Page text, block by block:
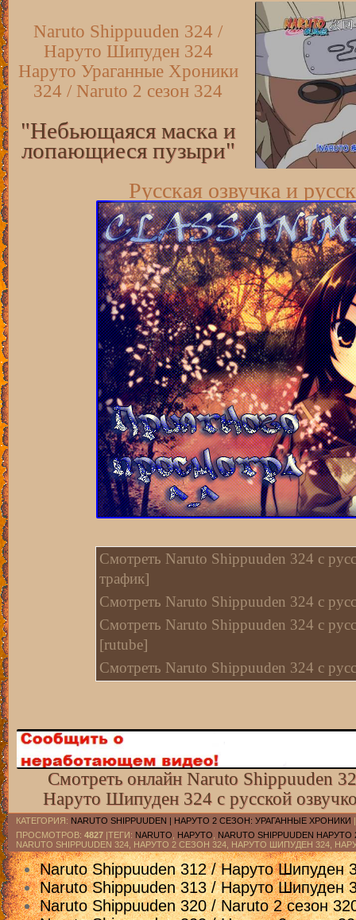
Naruto Shippuuden 324 /
Наруто Шипуден 324
Наруто Ураганные Хроники
324 / Naruto 2 сезон 324
"Небьющаяся маска и
лопающиеся пузыри"
Русская озвучка и
Смотреть Naruto Shippuuden 324 c
трафик]
Смотреть Naruto Shippuuden 324 с
Смотреть Naruto Shippuuden 324 с
[rutube]
Смотреть Naruto Shippuuden 324 с
Смотреть Naruto Shippuuden 324 c
[kz трафик]
Смотреть Naruto Shippuuden 324 с
[kiwi]
Смотреть Naruto Shippuuden 324 с
[rutube]
Смотреть Naruto Shippuuden 324 с
[Mail]
Смотреть Naruto Shippuuden 324 с
Смотреть онлайн Naruto Shippuuden
Наруто Шипуден 324 с русской
КАТЕГОРИЯ: NARUTO SHIPPUUDEN | НАРУТО 2 СЕЗОН: УРАГАННЫЕ ХРОНИКИ
ПРОСМОТРОВ: 4827 |ТЕГИ: NARUTO НАРУТО
NARUTO SHIPPUUDEN
NARUTO SHIPPUUDEN 324, НАРУТО 2 СЕЗОН 324, НАРУТО ШИПУДЕН 324,
Naruto Shippuuden 312 / Наруто Шипуден
Naruto Shippuuden 313 / Наруто Шипуден
Naruto Shippuuden 320 / Naruto 2 сезон